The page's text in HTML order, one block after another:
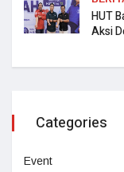
HUT
Aksi
Categories
Event